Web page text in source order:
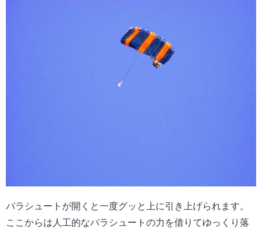
パラシュートが開くと一度グッと上に引き上げられます。
ここからは人工的なパラシュートの力を借りてゆっくり落